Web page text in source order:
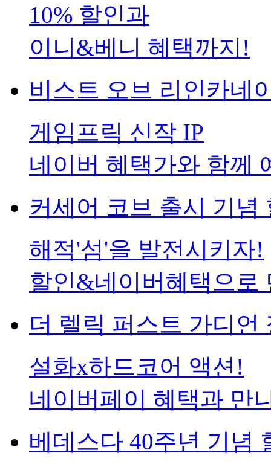
10% 할인과
이니&베니 혜택까지!
비스트 오브 리인카네
게임프릭 신작 IP
네이버 혜택가와 함께
커세어 코브 출시 기념
해적'섬'을 발전시키자!
할인&네이버혜택으로
더 렐릭 퍼스트 가디언
설화x하드코어 액션!
네이버페이 혜택과 만
베데스다 40주년 기념